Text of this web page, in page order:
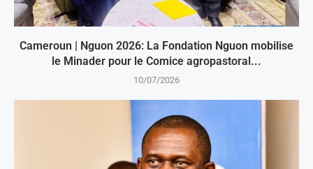
Cameroun | Nguon 2026: La Fondation Nguon mobilise
le Minader pour le Comice agropastoral...
10/07/2026